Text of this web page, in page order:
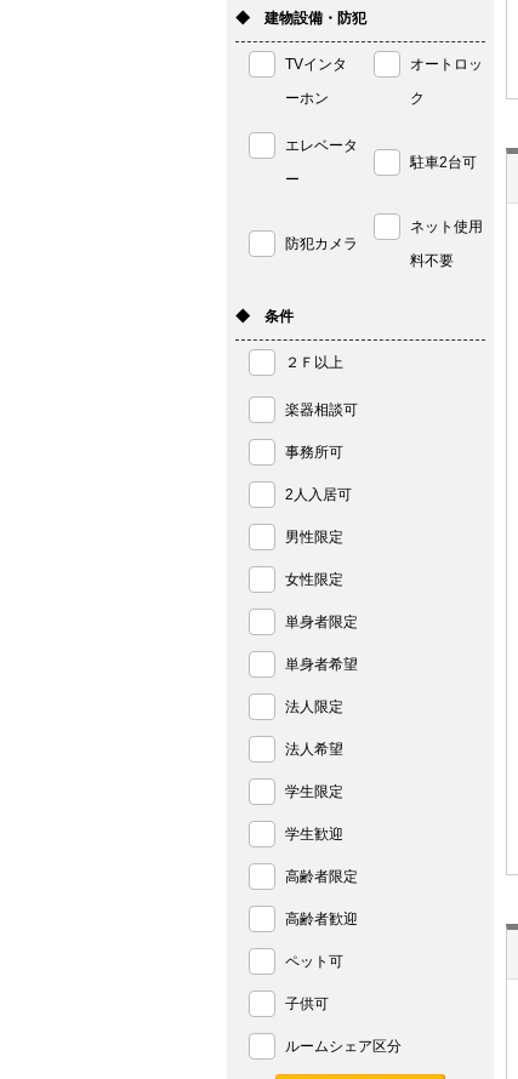
◆ 建物設備・防犯
TVインタ
ーホン
オートロッ
ク
エレベータ
ー
駐車2台可
防犯カメラ
ネット使用
料不要
◆ 条件
２Ｆ以上
楽器相談可
事務所可
2人入居可
男性限定
女性限定
単身者限定
単身者希望
法人限定
法人希望
学生限定
学生歓迎
高齢者限定
高齢者歓迎
ペット可
子供可
ルームシェア区分